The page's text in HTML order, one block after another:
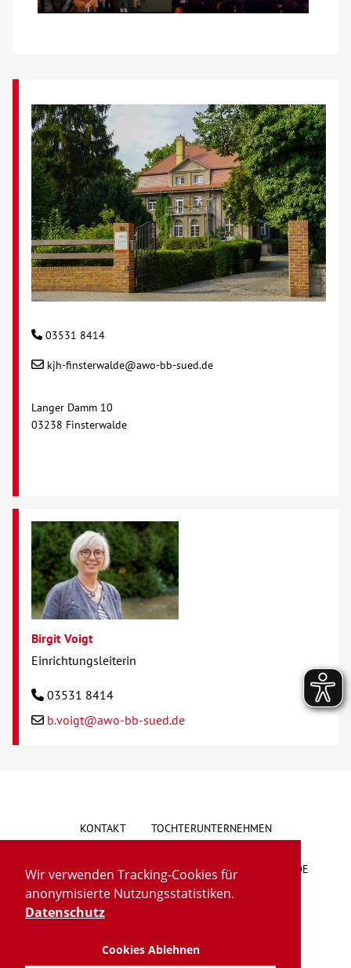
Wir verwenden Tracking-Cookies für
anonymisierte Nutzungsstatistiken.
Datenschutz
Cookies Ablehnen
03531 8414
kjh-finsterwalde@awo-bb-sued.de
Langer Damm 10
03238 Finsterwalde
Birgit Voigt
Einrichtungsleiterin
03531 8414
b.voigt@awo-bb-sued.de
KONTAKT TOCHTERUNTERNEHMEN
HINWEISGEBERSYSTEM VORSCHLAG/BESCHWERDE
LIEFERKETTENGESETZ
IMPRESSUM DATENSCHUTZ